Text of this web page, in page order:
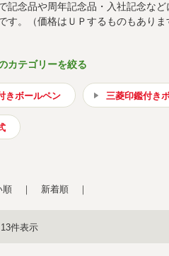
記念品や周年記念品・入社記念な
す。（価格はＵＰするものもあり
カテゴリーを絞る
きボールペン 三菱印鑑付き
順 新着順
件表示